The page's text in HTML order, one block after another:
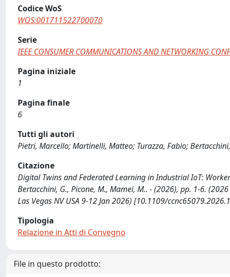
Codice WoS
WOS:001711522700070
Serie
IEEE CONSUMER COMMUNICATIONS AND NETWORKING
Pagina iniziale
1
Pagina finale
6
Tutti gli autori
Pietri, Marcello; Martinelli, Matteo; Turazza, Fabio;
Citazione
Digital Twins and Federated Learning in Industrial IoT:
Bertacchini, G., Picone, M., Mamei, M.. - (2026), pp. 1-6.
Las Vegas NV USA 9-12 Jan 2026) [10.1109/
Tipologia
Relazione in Atti di Convegno
File in questo prodotto: